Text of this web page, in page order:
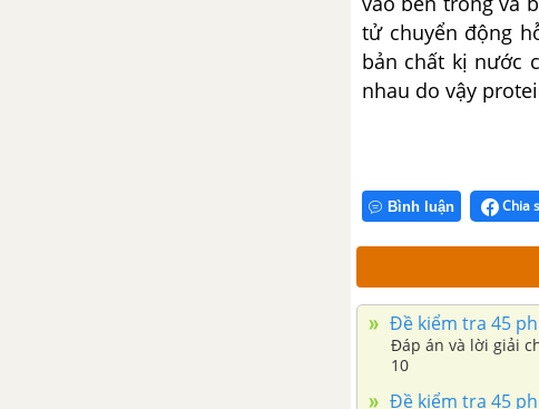
tử chuyển động
bản chất kị nước
nhau do vậy
Bình luận Chia
Đề kiểm tra 45
Đáp án và lời giải chi
10
Đề kiểm tra 45